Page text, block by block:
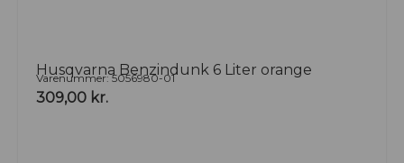
Husqvarna Benzindunk 6 Liter orange
Varenummer: 5056980-01
309,00 kr.